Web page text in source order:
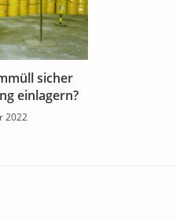
sicher
einlagern?
2022